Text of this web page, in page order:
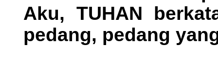
Aku, TUHAN
pedang, pedang